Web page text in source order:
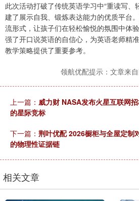
此次活动打破了传统英语学习中“重读写、
建了展示自我、锻炼表达能力的优质平台
流形式，让孩子们在轻松愉悦的氛围中体
强了开口说英语的自信心，为英语老师精
教学策略提供了重要参考。
领航优配提示：文章来
上一篇： 威力财 NASA发布火星互联网
的星际竞标
下一篇： 荆叶优配 2026橱柜与全屋定制
的物理性证据链
相关文章